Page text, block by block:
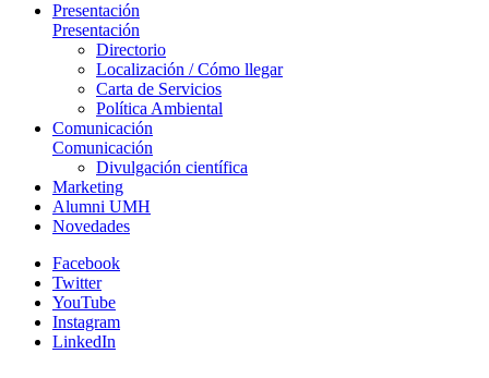
Presentación
Presentación
Directorio
Localización / Cómo llegar
Carta de Servicios
Política Ambiental
Comunicación
Comunicación
Divulgación científica
Marketing
Alumni UMH
Novedades
Facebook
Twitter
YouTube
Instagram
LinkedIn